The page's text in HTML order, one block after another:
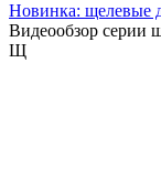
Новинка:
Видеообзор серии
Щ